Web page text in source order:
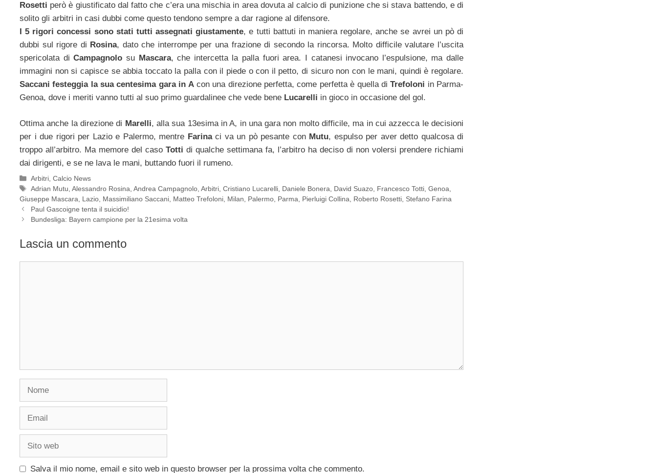
Rosetti però è giustificato dal fatto che c’era una mischia in area dovuta al calcio di punizione che si stava battendo, e di
solito gli arbitri in casi dubbi come questo tendono sempre a dar ragione al difensore.
I 5 rigori concessi sono stati tutti assegnati giustamente, e tutti battuti in maniera regolare, anche se avrei un pò di
dubbi sul rigore di Rosina, dato che interrompe per una frazione di secondo la rincorsa. Molto difficile valutare l’uscita
spericolata diCampagnolo su Mascara, che intercetta la palla fuori area. I catanesi invocano l’espulsione, ma dalle
immagini non si capisce se abbia toccato la palla con il piede o con il petto, di sicuro non con le mani, quindi è regolare.
Saccani festeggia la sua centesima gara in Acon una direzione perfetta, come perfetta è quella diTrefoloni in Parma-
Genoa, dove i meriti vanno tutti al suo primo guardalinee che vede bene Lucarelli in gioco in occasione del gol.
Ottima anche la direzione di Marelli, alla sua 13esima in A, in una gara non molto difficile, ma in cui azzecca le decisioni
per i due rigori per Lazio e Palermo, mentre Farina ci va un pò pesante con Mutu, espulso per aver detto qualcosa di
troppo all’arbitro. Ma memore del caso Totti di qualche settimana fa, l’arbitro ha deciso di non volersi prendere richiami
dai dirigenti, e se ne lava le mani, buttando fuori il rumeno.
Categorie
Arbitri ,Calcio News
Tag
Adrian Mutu ,Alessandro Rosina ,Andrea Campagnolo ,Arbitri ,Cristiano Lucarelli Daniele Bonera David Suazo Francesco Totti ,Genoa
Giuseppe Mascara
Lazio Massimiliano Saccani Matteo Trefoloni Milan Palermo Parma Pierluigi Collina Roberto Rosetti Stefano Farina
Paul Gascoigne tenta il suicidio!
Bundesliga: Bayern campione per la 21esima volta
Lascia un commento
Nome
Email
Sito
Salva il mio nome, email e sito web in questo browser per la prossima volta che commento.